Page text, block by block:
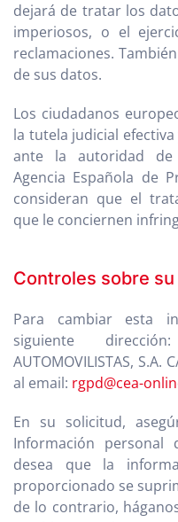
dejará de tratar los
imperiosos, o el
reclamaciones.
de sus datos.
Los ciudadanos
la tutela judicial
ante la autoridad de
Agencia Española de
consideran que el
que le conciernen
Controles sobre
Para cambiar esta
siguiente
AUTOMOVILISTAS,
al email: rgpd@cea-
En su solicitud,
Información
desea que la
proporcionado se
de lo contrario,